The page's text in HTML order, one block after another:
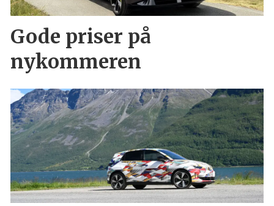
Gode priser på
nykommeren